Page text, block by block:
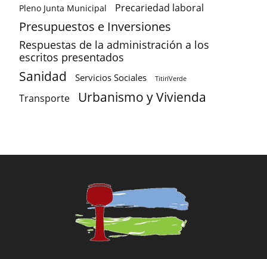
Pleno Junta Municipal Precariedad laboral
Presupuestos e Inversiones
Respuestas de la administración a los
escritos presentados
Sanidad Servicios Sociales TitiriVerde
Transporte Urbanismo y Vivienda